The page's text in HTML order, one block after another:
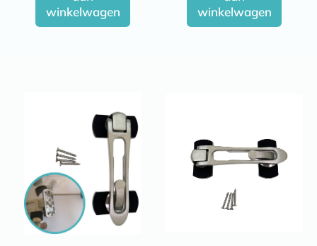
winkelwagen
winkelwagen